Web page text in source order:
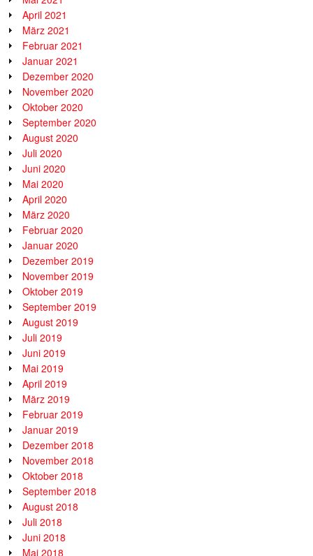
April 2021
März 2021
Februar 2021
Januar 2021
Dezember 2020
November 2020
Oktober 2020
September 2020
August 2020
Juli 2020
Juni 2020
Mai 2020
April 2020
März 2020
Februar 2020
Januar 2020
Dezember 2019
November 2019
Oktober 2019
September 2019
August 2019
Juli 2019
Juni 2019
Mai 2019
April 2019
März 2019
Februar 2019
Januar 2019
Dezember 2018
November 2018
Oktober 2018
September 2018
August 2018
Juli 2018
Juni 2018
Mai 2018